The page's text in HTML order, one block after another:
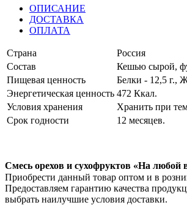
ОПИСАНИЕ
ДОСТАВКА
ОПЛАТА
Страна
Россия
Состав
Кешью сырой,
Пищевая ценность
Белки - 12,5 г.,
Энергетическая ценность 472 Ккал.
Условия хранения
Хранить при
Срок годности
12 месяцев.
Смесь орехов и сухофруктов «На любой
Приобрести данный товар оптом и в
Предоставляем гарантию качества
выбрать наилучшие условия доставки.